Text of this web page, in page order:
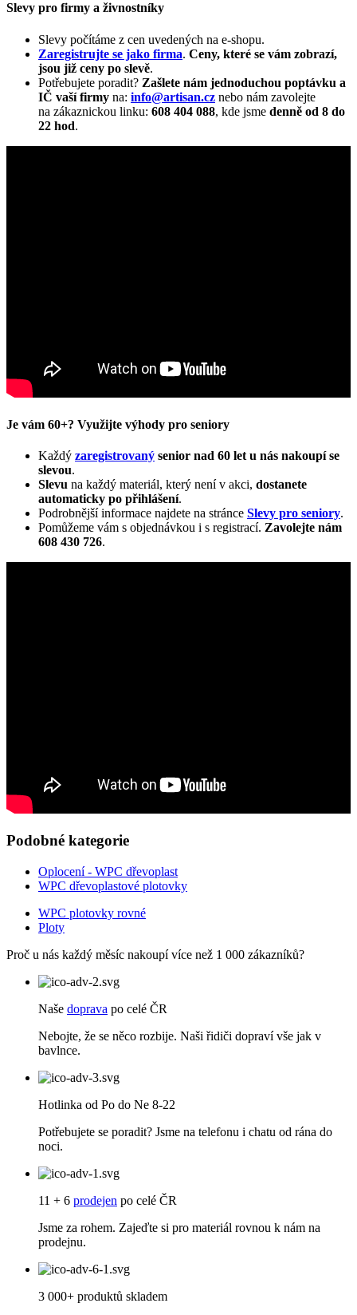
Slevy pro firmy a živnostníky
Slevy počítáme z cen uvedených na e-shopu.
Zaregistrujte se jako firma. Ceny, které se vám zobrazí,
jsou již ceny po slevě.
Potřebujete poradit? Zašlete nám jednoduchou poptávku a
IČ vaší firmy na: info@artisan.cz nebo nám zavolejte
na zákaznickou linku: 608 404 088, kde jsme denně od 8 do
22 hod.
Je vám 60+? Využijte výhody pro seniory
Každý zaregistrovaný senior nad 60 let u nás nakoupí se
slevou.
Slevu na každý materiál, který není v akci, dostanete
automaticky po přihlášení.
Podrobnější informace najdete na stránce Slevy pro seniory.
Pomůžeme vám s objednávkou i s registrací. Zavolejte nám
608 430 726.
Podobné kategorie
Oplocení - WPC dřevoplast
WPC dřevoplastové plotovky
WPC plotovky rovné
Ploty
Proč u nás každý měsíc nakoupí více než 1 000 zákazníků?
Naše doprava po celé ČR
Nebojte, že se něco rozbije. Naši řidiči dopraví vše jak v
bavlnce.
Hotlinka od Po do Ne 8-22
Potřebujete se poradit? Jsme na telefonu i chatu od rána do
noci.
11 + 6 prodejen po celé ČR
Jsme za rohem. Zajeďte si pro materiál rovnou k nám na
prodejnu.
3 000+ produktů skladem